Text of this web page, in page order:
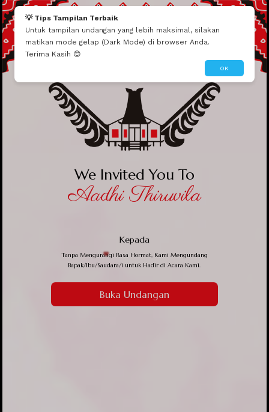
💡 Tips Tampilan Terbaik
Untuk tampilan undangan yang lebih maksimal, silakan
matikan mode gelap (Dark Mode) di browser Anda.
Terima Kasih 😊
OK
We Invited You To
Aadhi Thiruvila
Kepada
Tanpa Mengurangi Rasa Hormat, Kami Mengundang
Bapak/Ibu/Saudara/i untuk Hadir di Acara Kami.
Buka Undangan